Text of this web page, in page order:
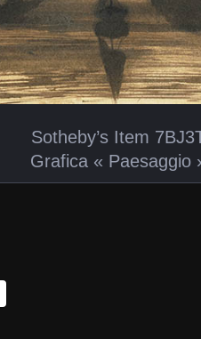
Sotheby’s Item
Grafica « Paesaggio